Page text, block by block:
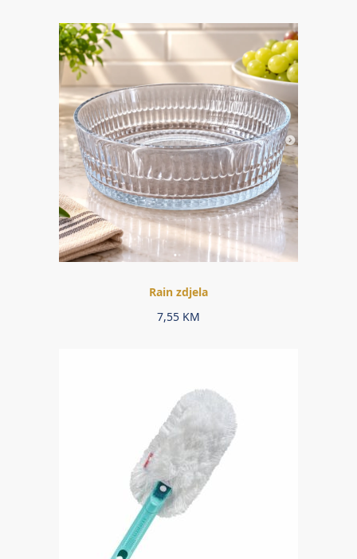
Rain zdjela
7,55 KM